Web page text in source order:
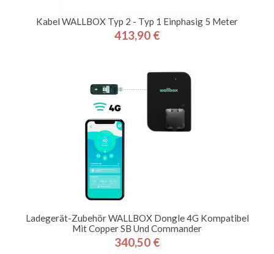
Kabel WALLBOX Typ 2 - Typ 1 Einphasig 5 Meter
Preis
413,90 €
Ladegerät-Zubehör WALLBOX Dongle 4G Kompatibel
Mit Copper SB Und Commander
Preis
340,50 €